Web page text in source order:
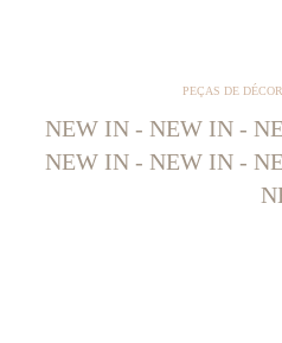
PEÇAS DE
NEW IN - NEW IN -
NEW IN - NEW IN -